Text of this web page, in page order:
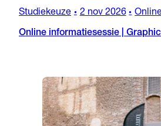
Studiekeuze • 2 nov 2026 •
Online informatiesessie |